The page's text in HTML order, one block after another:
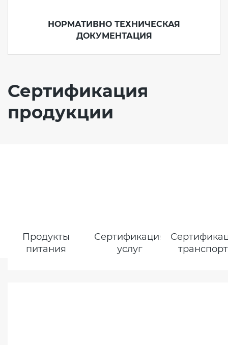
НОРМАТИВНО ТЕХНИЧЕСКАЯ
ДОКУМЕНТАЦИЯ
Сертификация
продукции
Продукты
питания
Сертификация
услуг